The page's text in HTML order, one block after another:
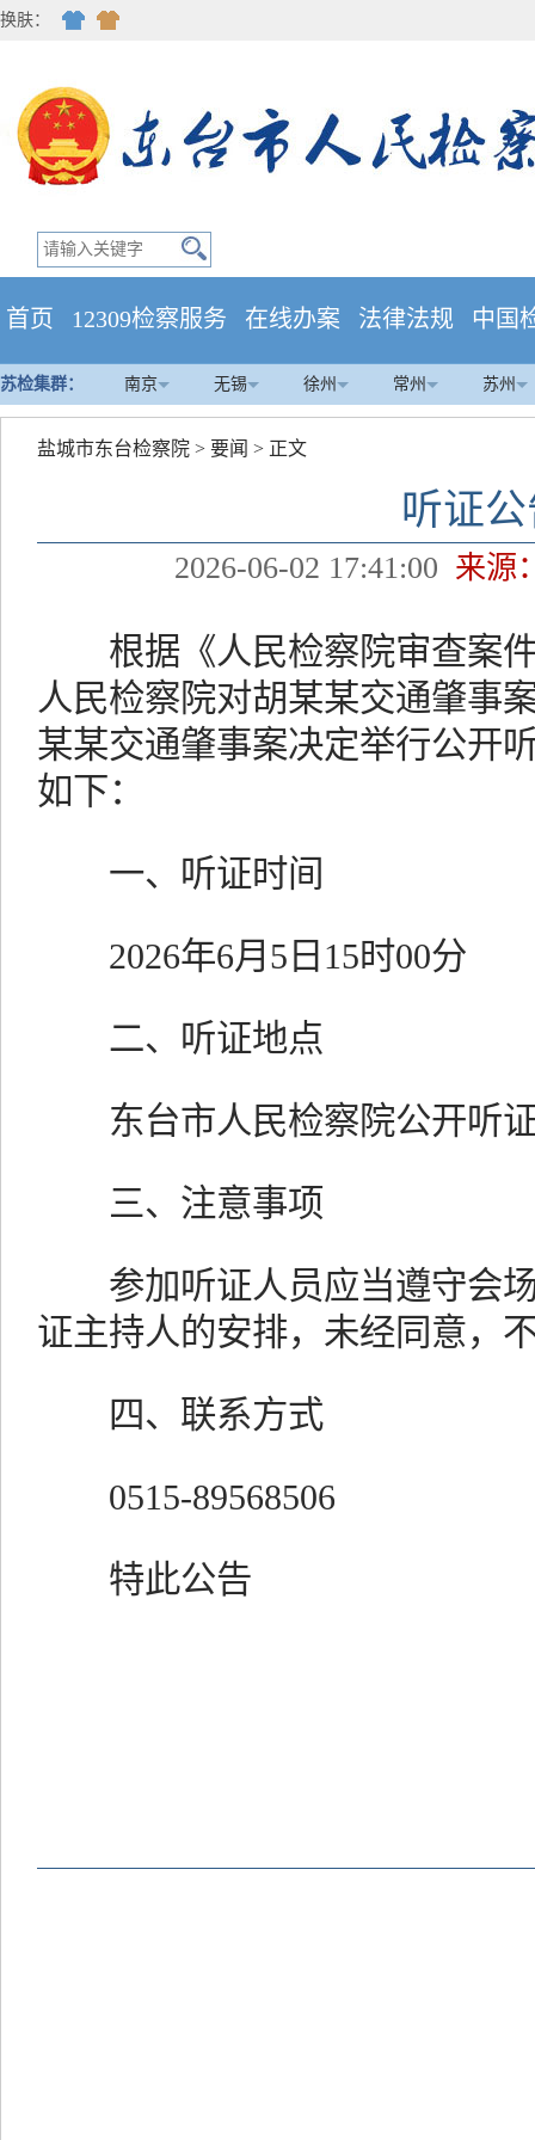
换肤：
首页 12309检察服务 在线办案 法律法规 中国
苏检集群： 南京 无锡 徐州 常州 苏州
盐城市东台检察院 > 要闻 > 正文
听证
2026-06-02 17:41:00 来源
根据《人民检察院审查案件
人民检察院对胡某某交通肇事
某某交通肇事案决定举行公开
如下：
一、听证时间
2026年6月5日15时00分
二、听证地点
东台市人民检察院公开听
三、注意事项
参加听证人员应当遵守会场
证主持人的安排，未经同意，
四、联系方式
0515-89568506
特此公告